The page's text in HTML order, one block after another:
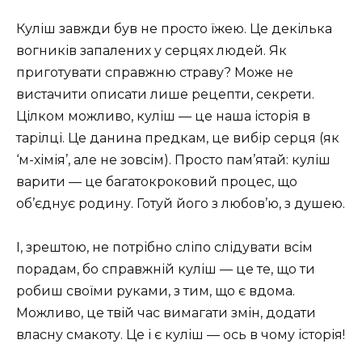
Куліш завжди був не просто їжею. Це декілька
вогників запалених у серцях людей. Як
приготувати справжню страву? Може не
вистачити описати лише рецепти, секрети.
Цілком можливо, куліш — це наша історія в
тарілці. Це данина предкам, це вибір серця (як
‘м-хімія’, але не зовсім). Просто пам’ятай: куліш
варити — це багатокроковий процес, що
об’єднує родину. Готуй його з любов’ю, з душею.
І, зрештою, не потрібно сліпо слідувати всім
порадам, бо справжній куліш — це те, що ти
робиш своїми руками, з тим, що є вдома.
Можливо, це твій час вимагати змін, додати
власну смакоту. Це і є куліш — ось в чому історія!